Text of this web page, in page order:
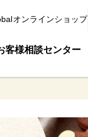
オンラインショップ
客様相談センター